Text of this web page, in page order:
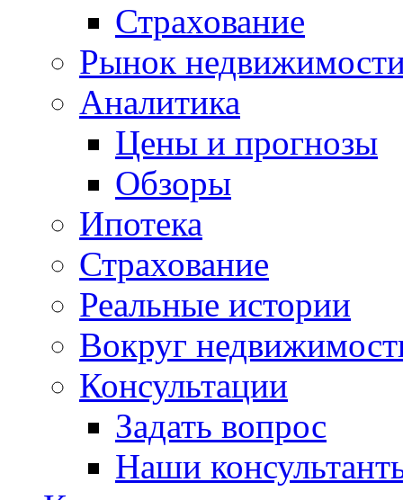
Страхование
Рынок
Аналитика
Цены и прогнозы
Обзоры
Ипотека
Страхование
Реальные истории
Вокруг
Консультации
Задать вопрос
Наши